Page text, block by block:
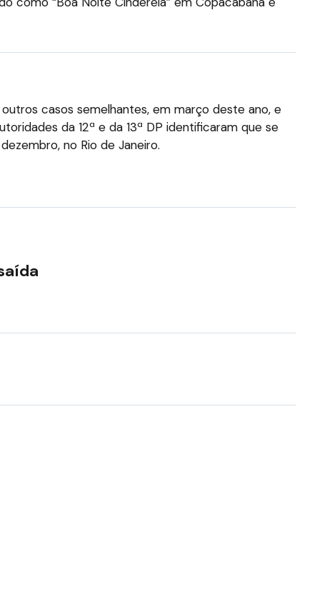
casos semelhantes, em março deste ano, e
da 12ª e da 13ª DP identificaram que se
no Rio de Janeiro.